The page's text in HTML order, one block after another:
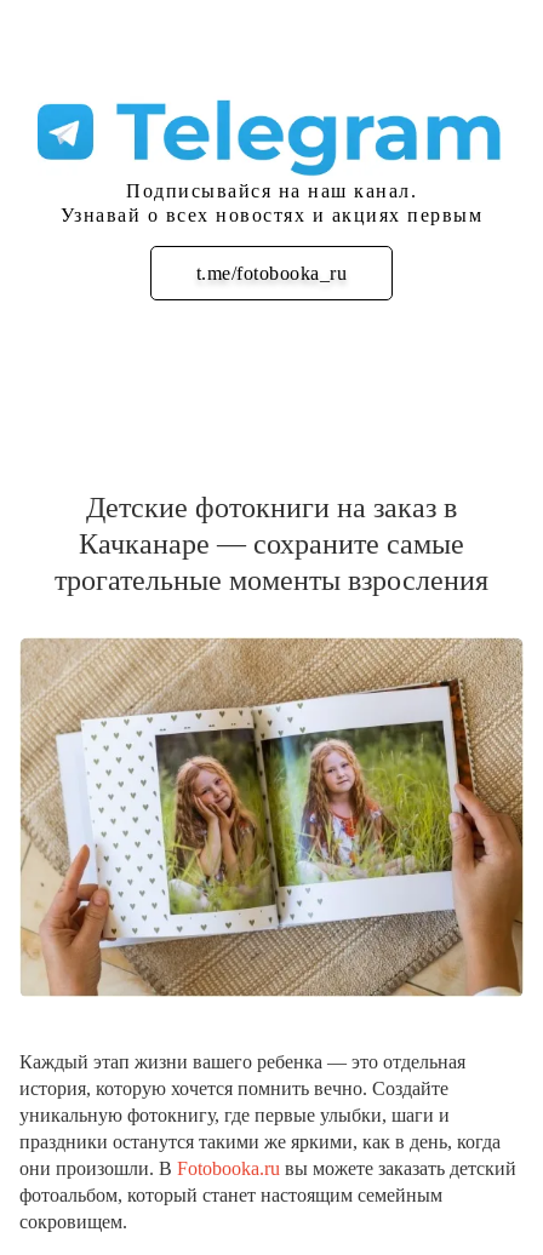
Подписывайся на наш канал.
Узнавай о всех новостях и акциях первым
t.me/fotobooka_ru
Подписаться
Детские фотокниги на заказ в
Качканаре — сохраните самые
трогательные моменты взросления
Каждый этап жизни вашего ребенка — это отдельная
история, которую хочется помнить вечно. Создайте
уникальную фотокнигу, где первые улыбки, шаги и
праздники останутся такими же яркими, как в день, когда
они произошли. В Fotobooka.ru вы можете заказать детский
фотоальбом, который станет настоящим семейным
сокровищем.